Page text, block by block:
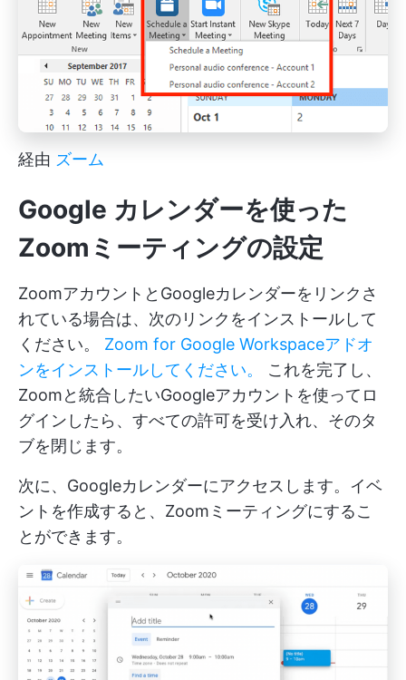
経由 ズーム
Google カレンダーを使った
Zoomミーティングの設定
ZoomアカウントとGoogleカレンダーをリンクさ
れている場合は、次のリンクをインストールして
ください。 Zoom for Google Workspaceアドオ
ンをインストールしてください。
これを完了し、
Zoomと統合したいGoogleアカウントを使ってロ
グインしたら、すべての許可を受け入れ、そのタ
ブを閉じます。
次に、Googleカレンダーにアクセスします。イベ
ントを作成すると、Zoomミーティングにするこ
とができます。